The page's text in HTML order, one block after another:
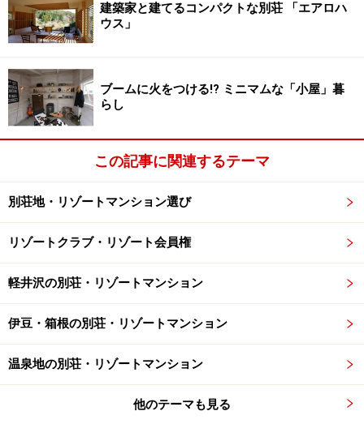
建築家と建てるコンパクトな別荘 「エアロハ
ウス」
ブームに火をつける!? ミニマムな「小屋」暮
らし
この記事に関連するテーマ
別荘地・リゾートマンション選び
リゾートクラブ・リゾート会員権
軽井沢の別荘・リゾートマンション
伊豆・箱根の別荘・リゾートマンション
温泉地の別荘・リゾートマンション
他のテーマも見る